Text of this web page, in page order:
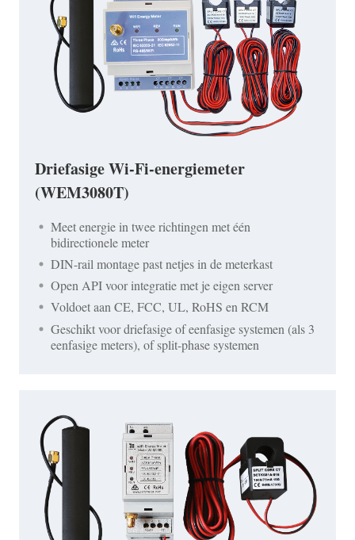
Driefasige Wi-Fi-energiemeter
(WEM3080T)
Meet energie in twee richtingen met één
bidirectionele meter
DIN-rail montage past netjes in de meterkast
Open API voor integratie met je eigen server
Voldoet aan CE, FCC, UL, RoHS en RCM
Geschikt voor driefasige of eenfasige systemen (als 3
eenfasige meters), of split-phase systemen